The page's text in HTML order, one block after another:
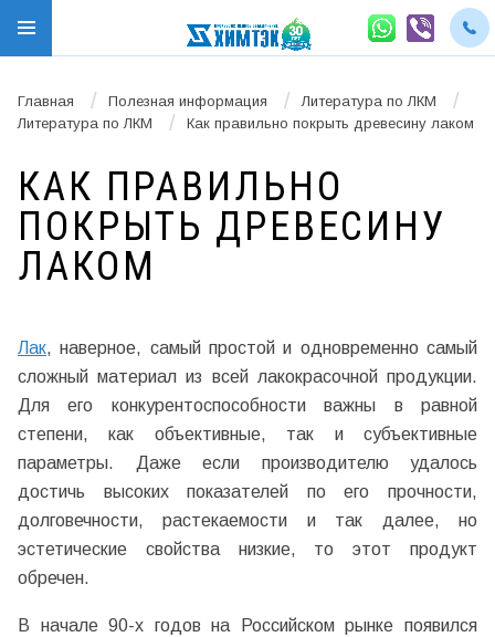
Главная / Полезная информация / Литература по ЛКМ /
Литература по ЛКМ / Как правильно покрыть древесину лаком
КАК ПРАВИЛЬНО
ПОКРЫТЬ ДРЕВЕСИНУ
ЛАКОМ
Лак, наверное, самый простой и одновременно самый
сложный материал из всей лакокрасочной продукции.
Для его конкурентоспособности важны в равной
степени, как объективные, так и субъективные
параметры. Даже если производителю удалось
достичь высоких показателей по его прочности,
долговечности, растекаемости и так далее, но
эстетические свойства низкие, то этот продукт
обречен.
В начале 90-х годов на Российском рынке появился